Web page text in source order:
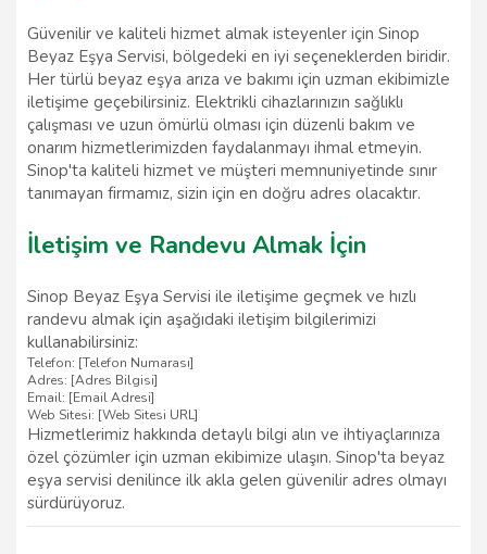
Güvenilir ve kaliteli hizmet almak isteyenler için Sinop
Beyaz Eşya Servisi, bölgedeki en iyi seçeneklerden biridir.
Her türlü beyaz eşya arıza ve bakımı için uzman ekibimizle
iletişime geçebilirsiniz. Elektrikli cihazlarınızın sağlıklı
çalışması ve uzun ömürlü olması için düzenli bakım ve
onarım hizmetlerimizden faydalanmayı ihmal etmeyin.
Sinop'ta kaliteli hizmet ve müşteri memnuniyetinde sınır
tanımayan firmamız, sizin için en doğru adres olacaktır.
İletişim ve Randevu Almak İçin
Sinop Beyaz Eşya Servisi ile iletişime geçmek ve hızlı
randevu almak için aşağıdaki iletişim bilgilerimizi
kullanabilirsiniz:
Telefon: [Telefon Numarası]
Adres: [Adres Bilgisi]
Email: [Email Adresi]
Web Sitesi: [Web Sitesi URL]
Hizmetlerimiz hakkında detaylı bilgi alın ve ihtiyaçlarınıza
özel çözümler için uzman ekibimize ulaşın. Sinop'ta beyaz
eşya servisi denilince ilk akla gelen güvenilir adres olmayı
sürdürüyoruz.